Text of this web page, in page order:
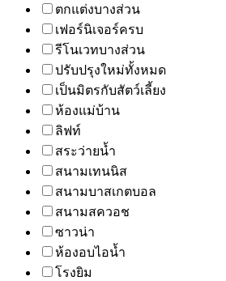
ตกแต่งบางส่วน
เฟอร์นิเจอร์ครบ
รีโนเวทบางส่วน
ปรับปรุงใหม่ทั้งหมด
เป็นมิตรกับสัตว์เลี้ยง
ห้องแม่บ้าน
ลิฟท์
สระว่ายน้ำ
สนามเทนนิส
สนามบาสเกตบอล
สนามสควอช
ซาวน่า
ห้องอบไอน้ำ
โรงยิม